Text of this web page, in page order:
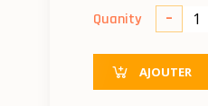
Quanity -
AJOUTER